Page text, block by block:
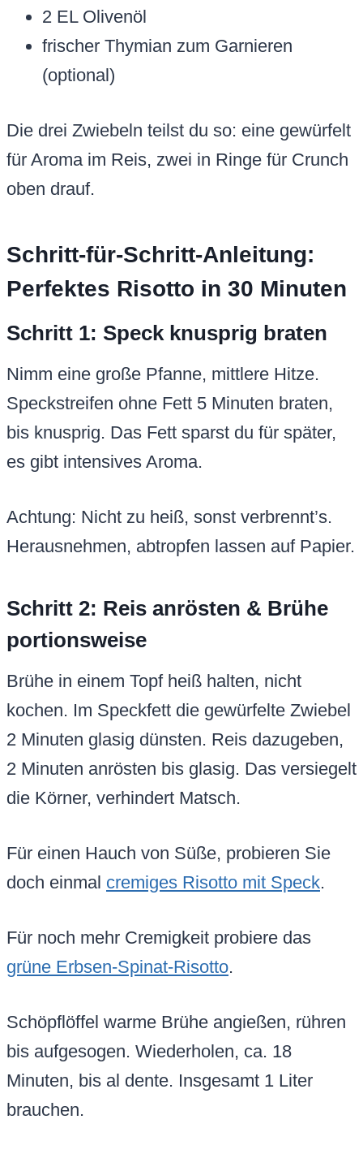
2 EL Olivenöl
frischer Thymian zum Garnieren
(optional)
Die drei Zwiebeln teilst du so: eine gewürfelt
für Aroma im Reis, zwei in Ringe für Crunch
oben drauf.
Schritt-für-Schritt-Anleitung:
Perfektes Risotto in 30 Minuten
Schritt 1: Speck knusprig braten
Nimm eine große Pfanne, mittlere Hitze.
Speckstreifen ohne Fett 5 Minuten braten,
bis knusprig. Das Fett sparst du für später,
es gibt intensives Aroma.
Achtung: Nicht zu heiß, sonst verbrennt’s.
Herausnehmen, abtropfen lassen auf Papier.
Schritt 2: Reis anrösten & Brühe
portionsweise
Brühe in einem Topf heiß halten, nicht
kochen. Im Speckfett die gewürfelte Zwiebel
2 Minuten glasig dünsten. Reis dazugeben,
2 Minuten anrösten bis glasig. Das versiegelt
die Körner, verhindert Matsch.
Für einen Hauch von Süße, probieren Sie
doch einmal cremiges Risotto mit Speck.
Für noch mehr Cremigkeit probiere das
grüne Erbsen-Spinat-Risotto.
Schöpflöffel warme Brühe angießen, rühren
bis aufgesogen. Wiederholen, ca. 18
Minuten, bis al dente. Insgesamt 1 Liter
brauchen.